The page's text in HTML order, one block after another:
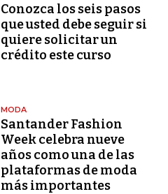
Conozca los seis pasos
que usted debe seguir si
quiere solicitar un
crédito este curso
MODA
Santander Fashion
Week celebra nueve
años como una de las
plataformas de moda
más importantes